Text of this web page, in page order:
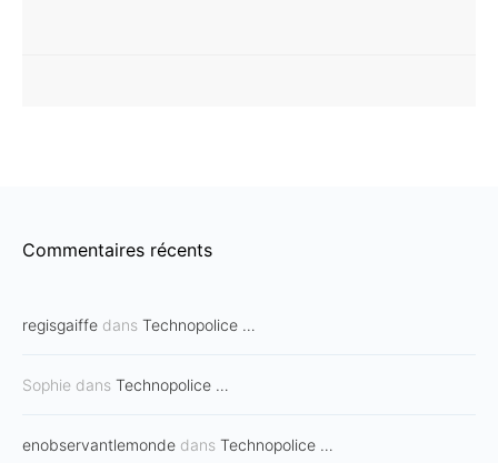
Commentaires récents
regisgaiffe dans Technopolice …
Sophie dans Technopolice …
enobservantlemonde dans Technopolice …